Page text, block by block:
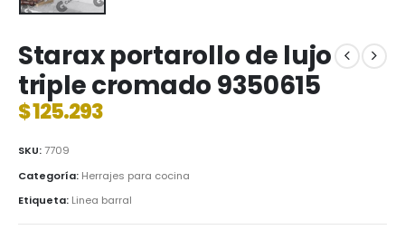
Starax portarollo de lujo
triple cromado 9350615
$125.293
SKU:7709
Categoría: Herrajes para cocina
Etiqueta: Linea barral